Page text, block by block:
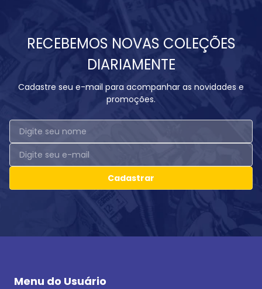
RECEBEMOS NOVAS COLEÇÕES
DIARIAMENTE
Cadastre seu e-mail para acompanhar as novidades e
promoções.
Cadastrar
Menu do Usuário